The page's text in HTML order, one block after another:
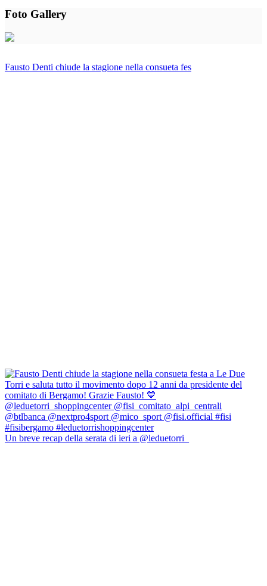
Foto Gallery
Fausto Denti chiude la stagione nella consueta fes
Un breve recap della serata di ieri a @leduetorri_